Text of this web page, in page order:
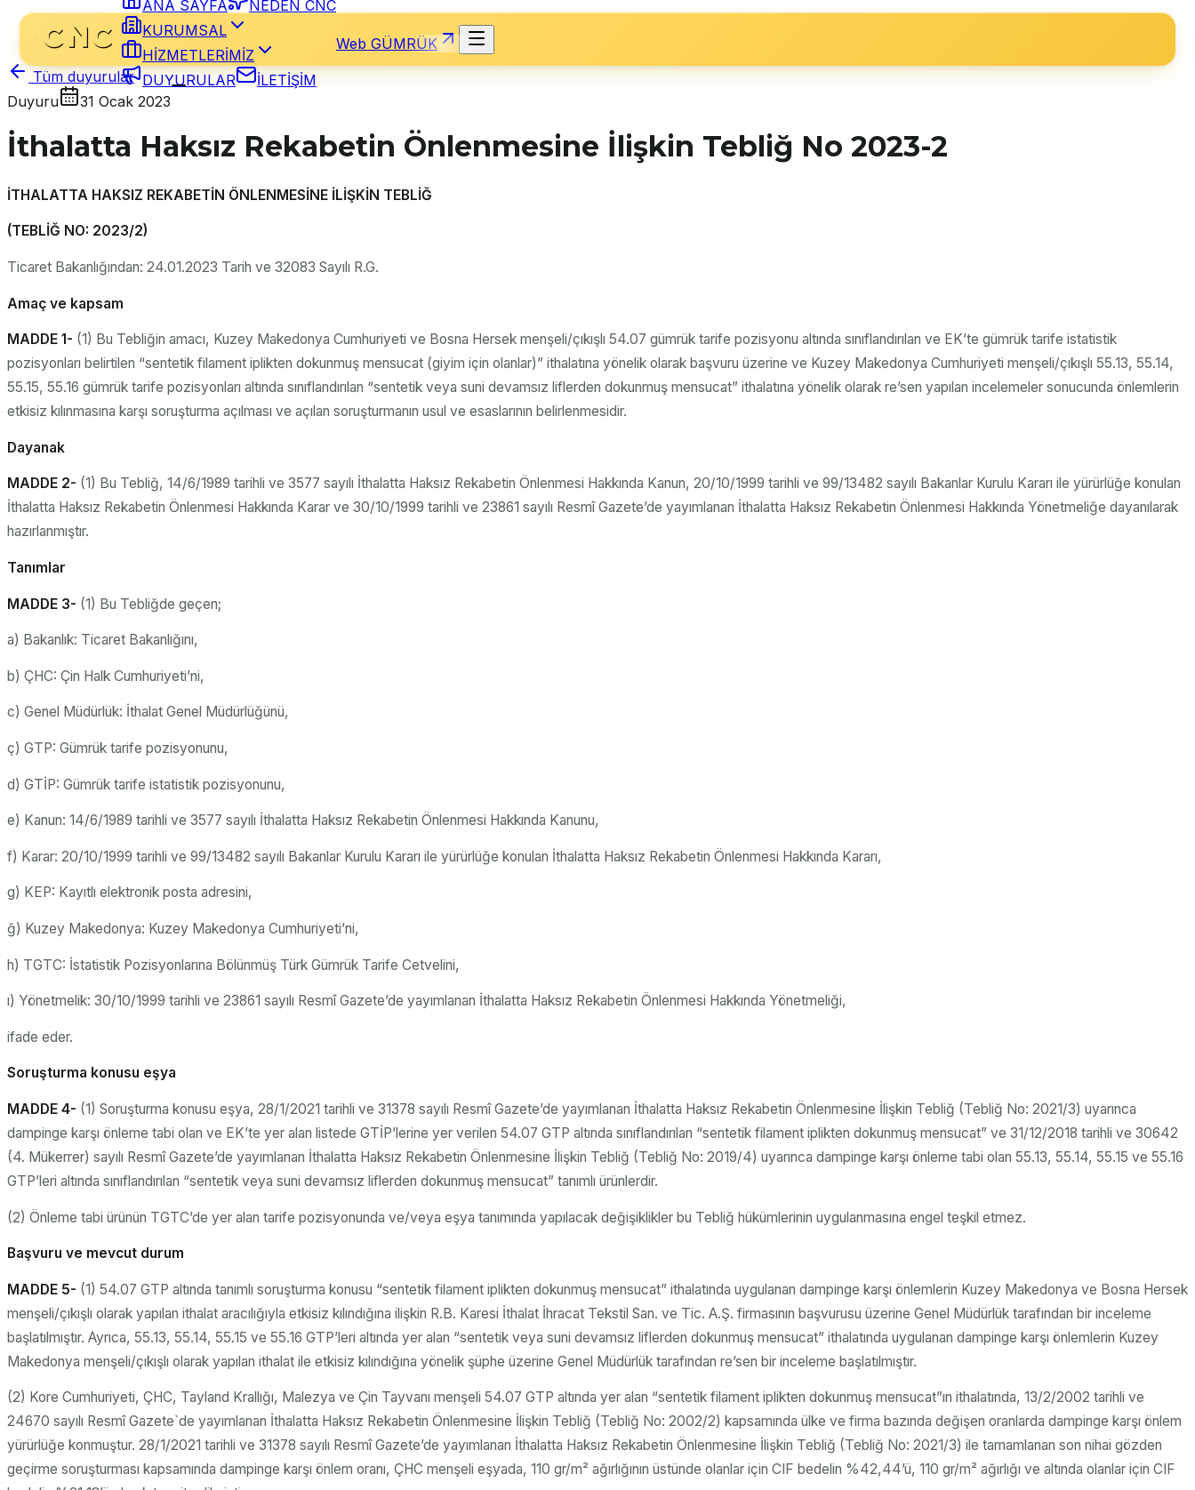
ANA SAYFA
NEDEN CNC
KURUMSAL
HİZMETLERİMİZ
DUYURULAR
İLETİŞİM
Web GÜMRÜK
Tüm duyurular
Duyuru
31 Ocak 2023
İthalatta Haksız Rekabetin Önlenmesine İlişkin Tebliğ No 2023-2
İTHALATTA HAKSIZ REKABETİN ÖNLENMESİNE İLİŞKİN TEBLİĞ
(TEBLİĞ NO: 2023/2)
Ticaret Bakanlığından: 24.01.2023 Tarih ve 32083 Sayılı R.G.
Amaç ve kapsam
MADDE 1- (1) Bu Tebliğin amacı, Kuzey Makedonya Cumhuriyeti ve Bosna Hersek menşeli/çıkışlı 54.07 gümrük tarife pozisyonu altında sınıflandırılan ve EK’te gümrük tarife istatistik
pozisyonları belirtilen “sentetik filament iplikten dokunmuş mensucat (giyim için olanlar)” ithalatına yönelik olarak başvuru üzerine ve Kuzey Makedonya Cumhuriyeti menşeli/çıkışlı 55.13, 55.14,
55.15, 55.16 gümrük tarife pozisyonları altında sınıflandırılan “sentetik veya suni devamsız liflerden dokunmuş mensucat” ithalatına yönelik olarak re’sen yapılan incelemeler sonucunda önlemlerin
etkisiz kılınmasına karşı soruşturma açılması ve açılan soruşturmanın usul ve esaslarının belirlenmesidir.
Dayanak
MADDE 2- (1) Bu Tebliğ, 14/6/1989 tarihli ve 3577 sayılı İthalatta Haksız Rekabetin Önlenmesi Hakkında Kanun, 20/10/1999 tarihli ve 99/13482 sayılı Bakanlar Kurulu Kararı ile yürürlüğe konulan
İthalatta Haksız Rekabetin Önlenmesi Hakkında Karar ve 30/10/1999 tarihli ve 23861 sayılı Resmî Gazete’de yayımlanan İthalatta Haksız Rekabetin Önlenmesi Hakkında Yönetmeliğe dayanılarak
hazırlanmıştır.
Tanımlar
MADDE 3- (1) Bu Tebliğde geçen;
a) Bakanlık: Ticaret Bakanlığını,
b) ÇHC: Çin Halk Cumhuriyeti’ni,
c) Genel Müdürlük: İthalat Genel Müdürlüğünü,
ç) GTP: Gümrük tarife pozisyonunu,
d) GTİP: Gümrük tarife istatistik pozisyonunu,
e) Kanun: 14/6/1989 tarihli ve 3577 sayılı İthalatta Haksız Rekabetin Önlenmesi Hakkında Kanunu,
f) Karar: 20/10/1999 tarihli ve 99/13482 sayılı Bakanlar Kurulu Kararı ile yürürlüğe konulan İthalatta Haksız Rekabetin Önlenmesi Hakkında Kararı,
g) KEP: Kayıtlı elektronik posta adresini,
ğ) Kuzey Makedonya: Kuzey Makedonya Cumhuriyeti’ni,
h) TGTC: İstatistik Pozisyonlarına Bölünmüş Türk Gümrük Tarife Cetvelini,
ı) Yönetmelik: 30/10/1999 tarihli ve 23861 sayılı Resmî Gazete’de yayımlanan İthalatta Haksız Rekabetin Önlenmesi Hakkında Yönetmeliği,
ifade eder.
Soruşturma konusu eşya
MADDE 4- (1) Soruşturma konusu eşya, 28/1/2021 tarihli ve 31378 sayılı Resmî Gazete’de yayımlanan İthalatta Haksız Rekabetin Önlenmesine İlişkin Tebliğ (Tebliğ No: 2021/3) uyarınca
dampinge karşı önleme tabi olan ve EK’te yer alan listede GTİP’lerine yer verilen 54.07 GTP altında sınıflandırılan “sentetik filament iplikten dokunmuş mensucat” ve 31/12/2018 tarihli ve 30642
(4. Mükerrer) sayılı Resmî Gazete’de yayımlanan İthalatta Haksız Rekabetin Önlenmesine İlişkin Tebliğ (Tebliğ No: 2019/4) uyarınca dampinge karşı önleme tabi olan 55.13, 55.14, 55.15 ve 55.16
GTP’leri altında sınıflandırılan “sentetik veya suni devamsız liflerden dokunmuş mensucat” tanımlı ürünlerdir.
(2) Önleme tabi ürünün TGTC’de yer alan tarife pozisyonunda ve/veya eşya tanımında yapılacak değişiklikler bu Tebliğ hükümlerinin uygulanmasına engel teşkil etmez.
Başvuru ve mevcut durum
MADDE 5- (1) 54.07 GTP altında tanımlı soruşturma konusu “sentetik filament iplikten dokunmuş mensucat” ithalatında uygulanan dampinge karşı önlemlerin Kuzey Makedonya ve Bosna Hersek
menşeli/çıkışlı olarak yapılan ithalat aracılığıyla etkisiz kılındığına ilişkin R.B. Karesi İthalat İhracat Tekstil San. ve Tic. A.Ş. firmasının başvurusu üzerine Genel Müdürlük tarafından bir inceleme
başlatılmıştır. Ayrıca, 55.13, 55.14, 55.15 ve 55.16 GTP’leri altında yer alan “sentetik veya suni devamsız liflerden dokunmuş mensucat” ithalatında uygulanan dampinge karşı önlemlerin Kuzey
Makedonya menşeli/çıkışlı olarak yapılan ithalat ile etkisiz kılındığına yönelik şüphe üzerine Genel Müdürlük tarafından re’sen bir inceleme başlatılmıştır.
(2) Kore Cumhuriyeti, ÇHC, Tayland Krallığı, Malezya ve Çin Tayvanı menşeli 54.07 GTP altında yer alan “sentetik filament iplikten dokunmuş mensucat”ın ithalatında, 13/2/2002 tarihli ve
24670 sayılı Resmî Gazete`de yayımlanan İthalatta Haksız Rekabetin Önlenmesine İlişkin Tebliğ (Tebliğ No: 2002/2) kapsamında ülke ve firma bazında değişen oranlarda dampinge karşı önlem
yürürlüğe konmuştur. 28/1/2021 tarihli ve 31378 sayılı Resmî Gazete’de yayımlanan İthalatta Haksız Rekabetin Önlenmesine İlişkin Tebliğ (Tebliğ No: 2021/3) ile tamamlanan son nihai gözden
geçirme soruşturması kapsamında dampinge karşı önlem oranı, ÇHC menşeli eşyada, 110 gr/m² ağırlığının üstünde olanlar için CIF bedelin %42,44’ü, 110 gr/m² ağırlığı ve altında olanlar için CIF